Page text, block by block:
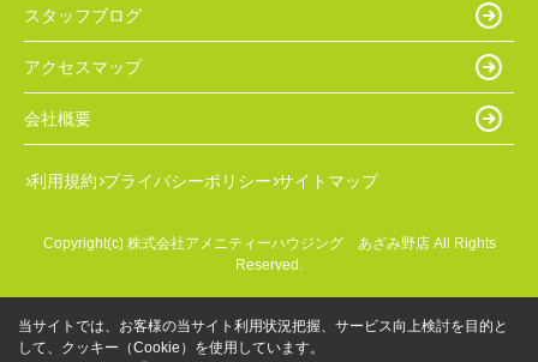
スタッフブログ
アクセスマップ
会社概要
利用規約 プライバシーポリシー サイトマップ
Copyright(c) 株式会社アメニティーハウジング あざみ野店 All Rights
Reserved.
当サイトでは、お客様の当サイト利用状況把握、サービス向上検討を目的と
して、クッキー（Cookie）を使用しています。